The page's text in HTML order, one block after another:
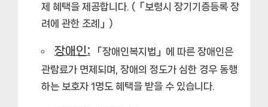
제 혜택을 제공합니다. (「보령시 장기기증등록 장
려에 관한 조례」)
장애인: 「장애인복지법」에 따른 장애인은
관람료가 면제되며, 장애의 정도가 심한 경우 동행
하는 보호자 1명도 혜택을 받을 수 있습니다.